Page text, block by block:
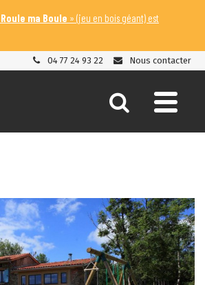
Roule ma Boule » (jeu en bois géant) est
04 77 24 93 22 Nous contacter
à